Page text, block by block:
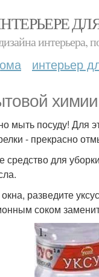
интерьера,
интерьер
мыть посуду! Для
- прекрасно
средство для
разведите
соком